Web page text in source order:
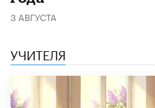
3 АВГУСТА
УЧИТЕЛЯ